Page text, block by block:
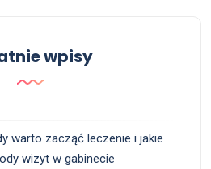
wpisy
warto zacząć leczenie i jakie
wizyt w gabinecie